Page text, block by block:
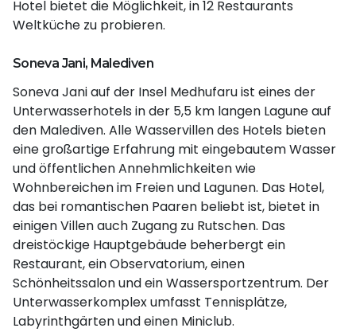
Hotel bietet die Möglichkeit, in 12 Restaurants
Weltküche zu probieren.
Soneva Jani, Malediven
Soneva Jani auf der Insel Medhufaru ist eines der
Unterwasserhotels in der 5,5 km langen Lagune auf
den Malediven. Alle Wasservillen des Hotels bieten
eine großartige Erfahrung mit eingebautem Wasser
und öffentlichen Annehmlichkeiten wie
Wohnbereichen im Freien und Lagunen. Das Hotel,
das bei romantischen Paaren beliebt ist, bietet in
einigen Villen auch Zugang zu Rutschen. Das
dreistöckige Hauptgebäude beherbergt ein
Restaurant, ein Observatorium, einen
Schönheitssalon und ein Wassersportzentrum. Der
Unterwasserkomplex umfasst Tennisplätze,
Labyrinthgärten und einen Miniclub.